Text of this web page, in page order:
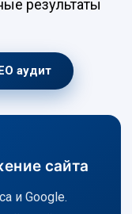
результаты
аудит
сайта
и Google.